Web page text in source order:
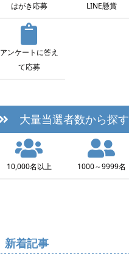
はがき応募 LINE懸賞
アンケートに答え
て応募
大量当選者数から探す
10,000名以上 1000～9999名
新着記事